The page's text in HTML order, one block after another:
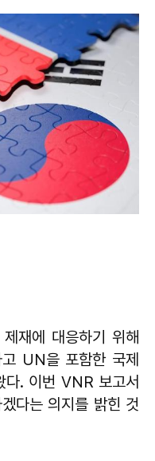
재에 대응하기 위해
UN을 포함한 국제
다. 이번 VNR 보고서
다는 의지를 밝힌 것